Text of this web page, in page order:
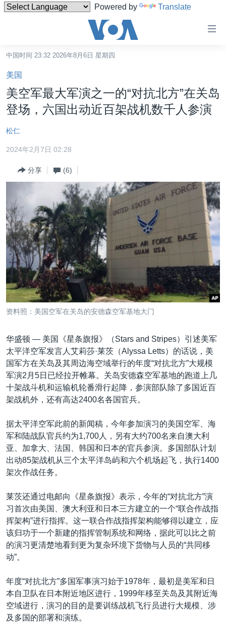
Powered by Translate
碍
链
接
跳
转
内
容
到
航
跳
转
到
索
中国
最新国际新闻
中东
欧洲
非洲
美洲
全球议题
分类新闻
经济·金融·贸易
人权·法律·宗教
科教·文娱·体健
军事
劳工
环境
热点专题
白宫要闻
国会报道
美中关系
美国建国250周年
埃博拉疫情
重要讲话与声明
台海两岸关系
南中国海争端
关注西藏
GEN Z 看美国
VOA视频
VOA今日焦点
中文广播
关注我们
其他语言网站
中国时间 23:32 2026年8月6日 星期四
美国
美空军最大军演之一的“对抗北方”在关岛
登场，六国出动近百架战机数千人参演
松仁
2024年2月7日 02:28
分享 (6)
资料照：美国空军在关岛的安德森空军基地大门
华盛顿 — 美国《星条旗报》（Stars and Stripes）引述美军
太平洋空军发言人艾莉莎·莱茨（Alyssa Letts）的话说，美
国军方在关岛及其周边海空域举行的年度“对抗北方”大规模
军演2月5日已经拉开帷幕。关岛安德森空军基地的跑道上几
十架战斗机和运输机轮番滑行起降，参演部队除了多国近百
架战机外，还有高达2400名各国官兵。
据太平洋空军此前的新闻稿，今年参加演习的美国空军、海
军和陆战队官兵约为1,700人，另有大约700名来自澳大利
亚、加拿大、法国、韩国和日本的官兵参演。多国部队计划
出动85架战机从三个太平洋岛屿和六个机场起飞，执行1400
架次作战任务。
莱茨还通过电邮向《星条旗报》表示，今年的“对抗北方”演
习首次由美国、澳大利亚和日本三方建立的一个“联合作战指
挥架构”进行指挥。这一联合作战指挥架构能够得以建立，应
该归功于一个新建的指挥管制系统和网络，据此可以比之前
的演习更清楚地看到更为复杂环境下货物与人员的“共同移
动”。
年度“对抗北方”多国军事演习始于1978年，最初是美军和日
本自卫队在日本附近地区进行，1999年移至关岛及其附近海
空域进行，演习的目的是要训练战机飞行员进行大规模、涉
及多国的部署和演练。